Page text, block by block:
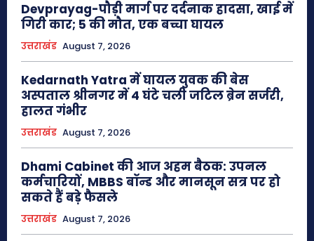
Devprayag-पौड़ी मार्ग पर दर्दनाक हादसा, खाई में
गिरी कार; 5 की मौत, एक बच्चा घायल
उत्तराखंड August 7, 2026
Kedarnath Yatra में घायल युवक की बेस
अस्पताल श्रीनगर में 4 घंटे चली जटिल ब्रेन सर्जरी,
हालत गंभीर
उत्तराखंड August 7, 2026
Dhami Cabinet की आज अहम बैठक: उपनल
कर्मचारियों, MBBS बॉन्ड और मानसून सत्र पर हो
सकते हैं बड़े फैसले
उत्तराखंड August 7, 2026